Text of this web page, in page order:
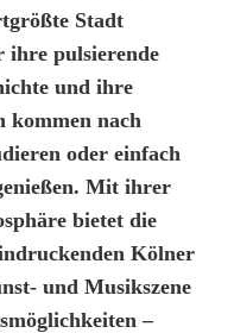
Stadt
ihre pulsierende
und ihre
kommen nach
oder einfach
Mit ihrer
bietet die
Kölner
und Musikszene
–